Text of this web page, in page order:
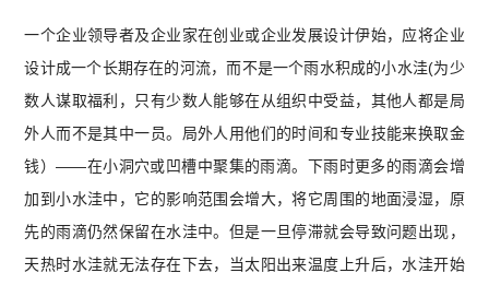
一个企业领导者及企业家在创业或企业发展设计伊始，应将企业
设计成一个长期存在的河流，而不是一个雨水积成的小水洼(为少
数人谋取福利，只有少数人能够在从组织中受益，其他人都是局
外人而不是其中一员。局外人用他们的时间和专业技能来换取金
钱）——在小洞穴或凹槽中聚集的雨滴。下雨时更多的雨滴会增
加到小水洼中，它的影响范围会增大，将它周围的地面浸湿，原
先的雨滴仍然保留在水洼中。但是一旦停滞就会导致问题出现，
天热时水洼就无法存在下去，当太阳出来温度上升后，水洼开始